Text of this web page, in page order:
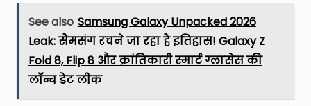
See also Samsung Galaxy Unpacked 2026
Leak: सैमसंग रचने जा रहा है इतिहास! Galaxy Z
Fold 8, Flip 8 और क्रांतिकारी स्मार्ट ग्लासेस की
लॉन्च डेट लीक